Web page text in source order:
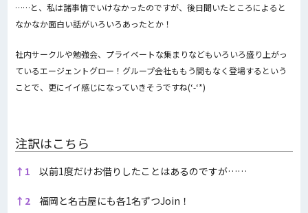
……と、私は諸事情でいけなかったのですが、後日聞いたところによると
なかなか面白い話がいろいろあったとか！
社内サークルや勉強会、プライベートな集まりなどもいろいろ盛り上がっ
ているエージェントグロー！グループ会社ももう間もなく登場するという
ことで、更にイイ感じになっていきそうですね(‘-‘*)
注訳はこちら
注訳はこちら
↑ 1 以前1度だけお借りしたことはあるのですが……
↑ 2 福岡と名古屋にも各1名ずつJoin！